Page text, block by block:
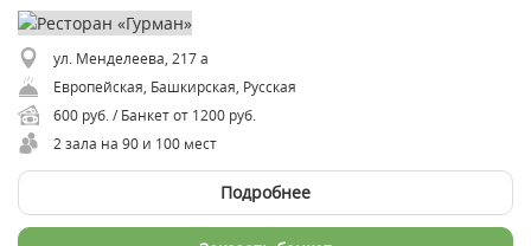
ул. Менделеева, 217 а
Европейская, Башкирская, Русская
600 руб. / Банкет от 1200 руб.
2 зала на 90 и 100 мест
Подробнее